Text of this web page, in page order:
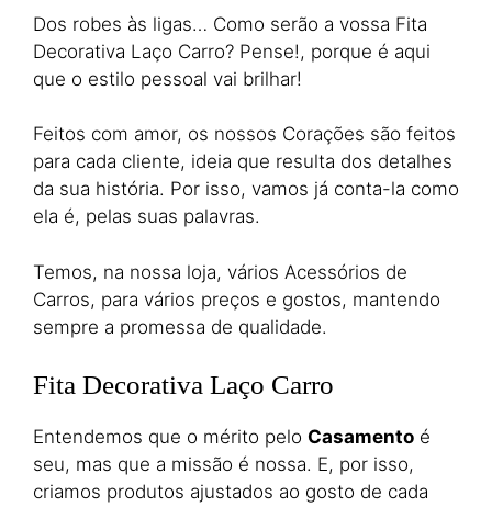
Dos robes às ligas… Como serão a vossa Fita
Decorativa Laço Carro? Pense!, porque é aqui
que o estilo pessoal vai brilhar!
Feitos com amor, os nossos Corações são feitos
para cada cliente, ideia que resulta dos detalhes
da sua história. Por isso, vamos já conta-la como
ela é, pelas suas palavras.
Temos, na nossa loja, vários Acessórios de
Carros, para vários preços e gostos, mantendo
sempre a promessa de qualidade.
Fita Decorativa Laço Carro
Entendemos que o mérito pelo Casamento é
seu, mas que a missão é nossa. E, por isso,
criamos produtos ajustados ao gosto de cada